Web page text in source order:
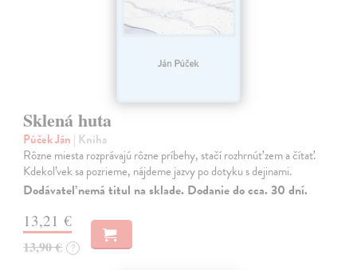
Sklená huta
Púček Ján | Kniha
Rôzne miesta rozprávajú rôzne príbehy, stačí rozhrnúť zem a čítať.
Kdekoľvek sa pozrieme, nájdeme jazvy po dotyku s dejinami.
Dodávateľ nemá titul na sklade. Dodanie do cca. 30 dní.
13,21 €
13,90 € ?